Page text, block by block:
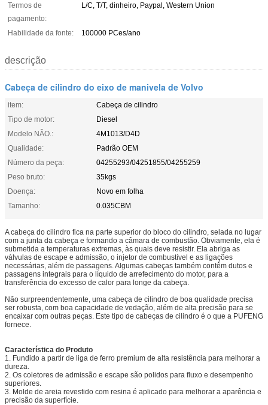
Termos de
pagamento:
L/C, T/T, dinheiro, Paypal, Western Union
Habilidade da fonte: 100000 PCes/ano
descrição
Cabeça de cilindro do eixo de manivela de Volvo
item:
Cabeça de cilindro
Tipo de motor:
Diesel
Modelo NÃO.:
4M1013/D4D
Qualidade:
Padrão OEM
Número da peça:
04255293/04251855/04255259
Peso bruto:
35kgs
Doença:
Novo em folha
Tamanho:
0.035CBM
A cabeça do cilindro fica na parte superior do bloco do cilindro, selada no lugar
com a junta da cabeça e formando a câmara de combustão. Obviamente, ela é
submetida a temperaturas extremas, às quais deve resistir. Ela abriga as
válvulas de escape e admissão, o injetor de combustível e as ligações
necessárias, além de passagens. Algumas cabeças também contêm dutos e
passagens integrais para o líquido de arrefecimento do motor, para a
transferência do excesso de calor para longe da cabeça.
Não surpreendentemente, uma cabeça de cilindro de boa qualidade precisa
ser robusta, com boa capacidade de vedação, além de alta precisão para se
encaixar com outras peças. Este tipo de cabeças de cilindro é o que a PUFENG
fornece.
Característica do Produto
1. Fundido a partir de liga de ferro premium de alta resistência para melhorar a
dureza.
2. Os coletores de admissão e escape são polidos para fluxo e desempenho
superiores.
3. Molde de areia revestido com resina é aplicado para melhorar a aparência e
precisão da superfície.